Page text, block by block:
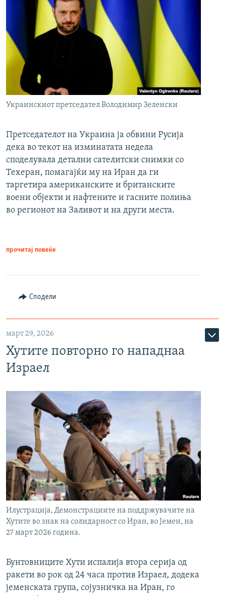
Украинскиот претседател Володимир Зеленски
Претседателот на Украина ја обвини Русија
дека во текот на изминатата недела
споделувала детални сателитски снимки со
Техеран, помагајќи му на Иран да ги
таргетира американските и британските
воени објекти и нафтените и гасните полиња
во регионот на Заливот и на други места.
прочитај повеќе
Сподели
март 29, 2026
Хутите повторно го нападнаа
Израел
Илустрација, Демонстрациите на поддржувачите на
Хутите во знак на солидарност со Иран, во Јемен, на
27 март 2026 година.
Бунтовниците Хути испалија втора серија од
ракети во рок од 24 часа против Израел, додека
јеменската група, сојузничка на Иран, го